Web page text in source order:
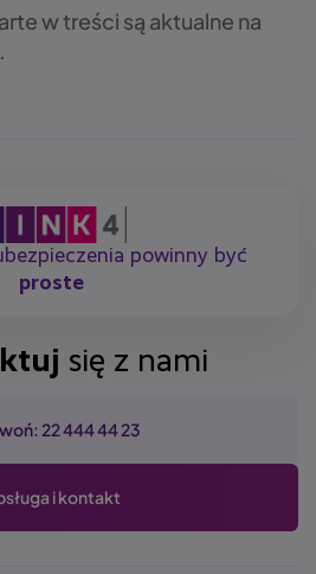
w treści są aktualne na
powinny być
proste
się z nami
22 444 44 23
i kontakt